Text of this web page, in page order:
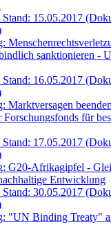
15.05.2017
sanktionieren -
16.05.2017
Marktversagen
für
17.05.2017
G20-Afrikagipfel -
Entwicklung
30.05.2017
"UN Binding Treaty"